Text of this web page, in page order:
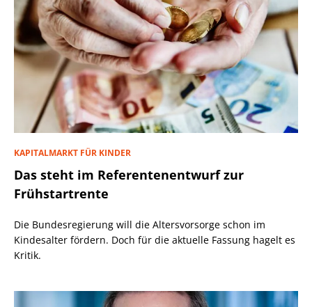
KAPITALMARKT FÜR KINDER
Das steht im Referentenentwurf zur
Frühstartrente
Die Bundesregierung will die Altersvorsorge schon im
Kindesalter fördern. Doch für die aktuelle Fassung hagelt es
Kritik.